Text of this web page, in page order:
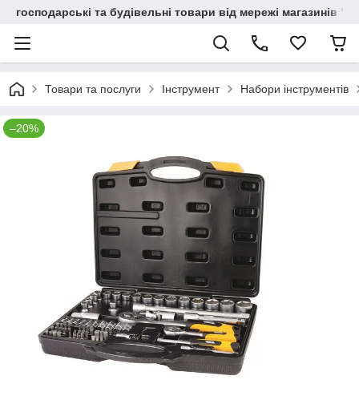
господарські та будівельні товари від мережі магазинів
Товари та послуги Інструмент Набори інструментів
–20%